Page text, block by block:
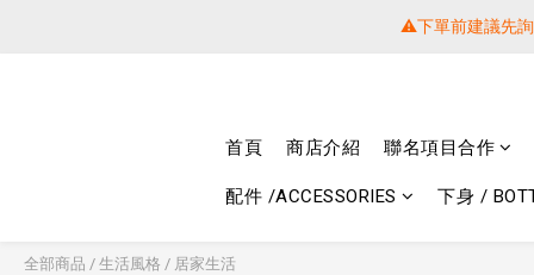
⚠️下單前建議先
⚠️下單前建議先
⚠️下單前建議先
首頁 商店介紹 聯名項目合作
配件 /ACCESSORIES 下身 /
全部商品 / 生活風格 / 居家生活